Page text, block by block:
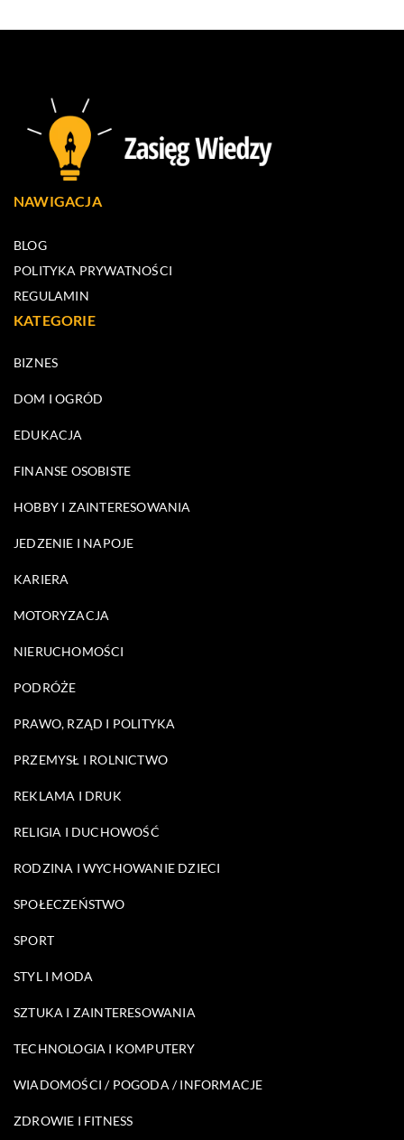
NAWIGACJA
BLOG
POLITYKA PRYWATNOŚCI
REGULAMIN
KATEGORIE
BIZNES
DOM I OGRÓD
EDUKACJA
FINANSE OSOBISTE
HOBBY I ZAINTERESOWANIA
JEDZENIE I NAPOJE
KARIERA
MOTORYZACJA
NIERUCHOMOŚCI
PODRÓŻE
PRAWO, RZĄD I POLITYKA
PRZEMYSŁ I ROLNICTWO
REKLAMA I DRUK
RELIGIA I DUCHOWOŚĆ
RODZINA I WYCHOWANIE DZIECI
SPOŁECZEŃSTWO
SPORT
STYL I MODA
SZTUKA I ZAINTERESOWANIA
TECHNOLOGIA I KOMPUTERY
WIADOMOŚCI / POGODA / INFORMACJE
ZDROWIE I FITNESS